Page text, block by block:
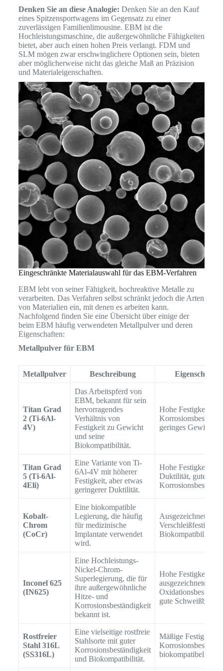
Denken Sie an diese Analogie: Denken Sie an den Kauf
eines Spitzensportwagens im Gegensatz zu einer
zuverlässigen Familienlimousine. EBM ist die
Hochleistungsmaschine, die außergewöhnliche Fähigkeiten
bietet, aber auch einen hohen Preis verlangt. FDM und
SLM mögen zwar erschwinglichere Optionen sein, bieten
aber möglicherweise nicht das gleiche Maß an Präzision
und Materialeigenschaften.
Eingeschränkte Materialauswahl für das EBM-Verfahren
EBM lebt von seiner Fähigkeit, hochreaktive Metalle zu
verarbeiten. Das Verfahren selbst schränkt jedoch die Arten
von Materialien ein, mit denen es arbeiten kann.
Nachfolgend finden Sie eine Übersicht über einige der
beim EBM häufig verwendeten Metallpulver und deren
Eigenschaften:
Metallpulver für EBM
Metallpulver Beschreibung Eigenschaften
Titan Grad
2 (Ti-6Al-
4V)
Das Arbeitspferd von
EBM, bekannt für sein
hervorragendes
Verhältnis von
Festigkeit zu Gewicht
und seine
Biokompatibilität.
Hohe Festigkeit,
geringes Gewicht
Titan Grad
5 (Ti-6Al-
4Eli)
Eine Variante von Ti-
6Al-4V mit höherer
Festigkeit, aber etwas
geringerer Duktilität.
Hohe Festigkeit,
Duktilität, gute
Kobalt-
Chrom
(CoCr)
Eine biokompatible
Legierung, die häufig
für medizinische
Implantate verwendet
wird.
Ausgezeichnete
Verschleißfestigkeit,
Biokompatibilität
Inconel 625
(IN625)
Eine Hochleistungs-
Nickel-Chrom-
Superlegierung, die für
ihre außergewöhnliche
Hitze- und
Korrosionsbeständigkeit
bekannt ist.
Hohe Festigkeit,
ausgezeichnete
gute Schweißbarkeit
Rostfreier
Stahl 316L
(SS316L)
Eine vielseitige rostfreie
Stahlsorte mit guter
Korrosionsbeständigkeit
und Biokompatibilität.
Mäßige Festigkeit,
biokompatibel